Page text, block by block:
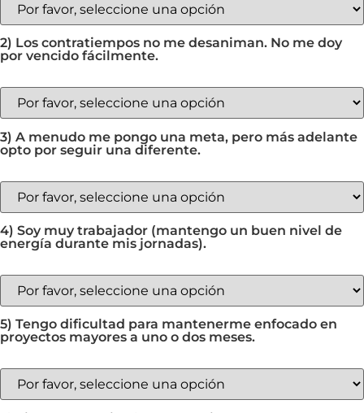
2) Los contratiempos no me desaniman. No me doy
por vencido fácilmente.
3) A menudo me pongo una meta, pero más adelante
opto por seguir una diferente.
4) Soy muy trabajador (mantengo un buen nivel de
energía durante mis jornadas).
5) Tengo dificultad para mantenerme enfocado en
proyectos mayores a uno o dos meses.